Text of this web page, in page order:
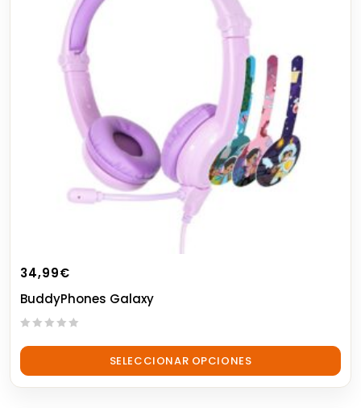
34,99€
BuddyPhones Galaxy
out
SELECCIONAR OPCIONES